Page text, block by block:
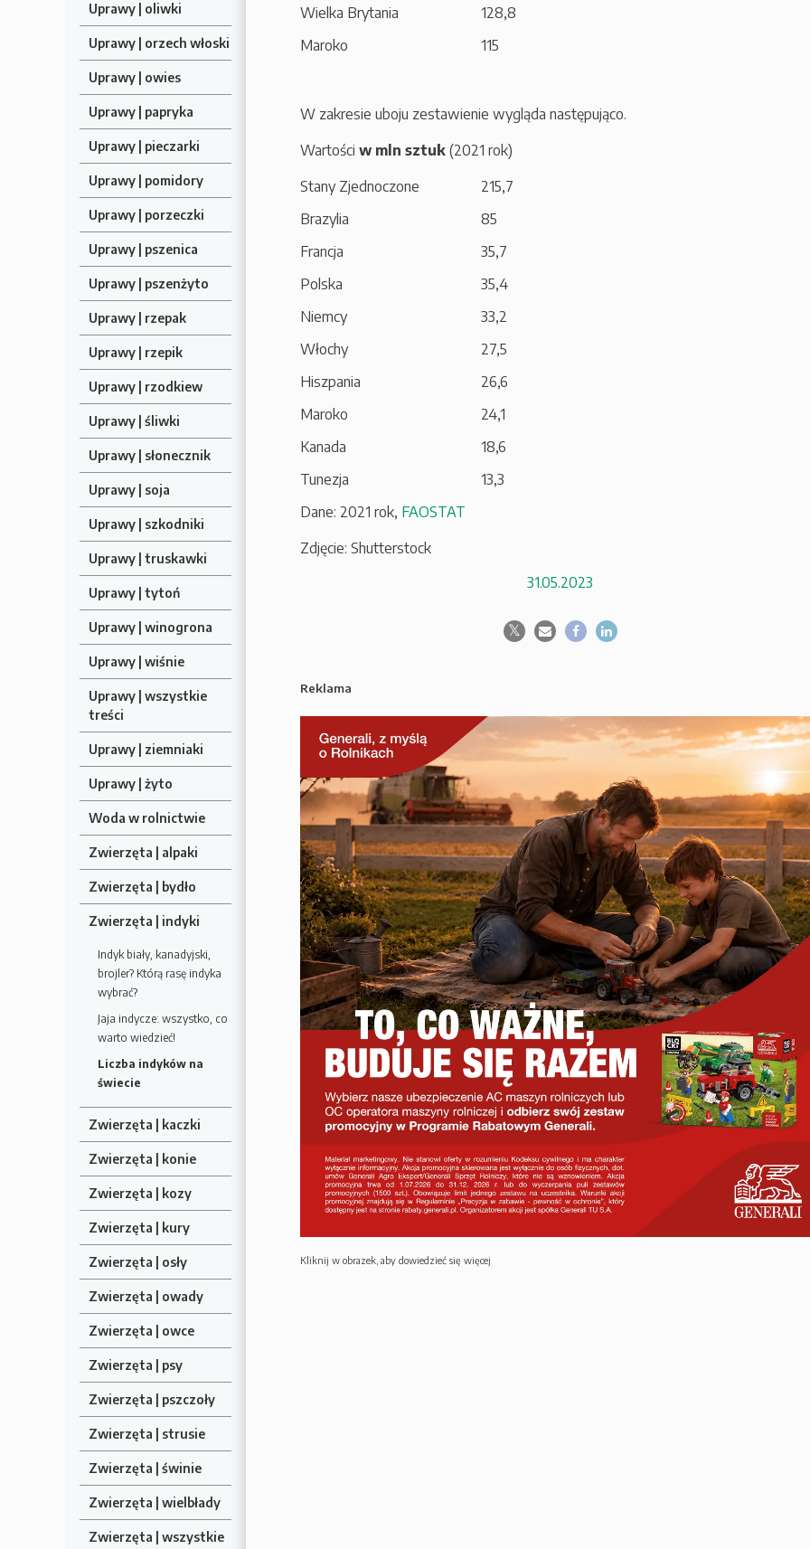
Uprawy | oliwki
Uprawy | orzech włoski
Uprawy | owies
Uprawy | papryka
Uprawy | pieczarki
Uprawy | pomidory
Uprawy | porzeczki
Uprawy | pszenica
Uprawy | pszenżyto
Uprawy | rzepak
Uprawy | rzepik
Uprawy | rzodkiew
Uprawy | śliwki
Uprawy | słonecznik
Uprawy | soja
Uprawy | szkodniki
Uprawy | truskawki
Uprawy | tytoń
Uprawy | winogrona
Uprawy | wiśnie
Uprawy | wszystkie
treści
Uprawy | ziemniaki
Uprawy | żyto
Woda w rolnictwie
Zwierzęta | alpaki
Zwierzęta | bydło
Zwierzęta | indyki
Indyk biały, kanadyjski,
brojler? Którą rasę indyka
wybrać?
Jaja indycze: wszystko, co
warto wiedzieć!
Liczba indyków na
świecie
Zwierzęta | kaczki
Zwierzęta | konie
Zwierzęta | kozy
Zwierzęta | kury
Zwierzęta | osły
Zwierzęta | owady
Zwierzęta | owce
Zwierzęta | psy
Zwierzęta | pszczoły
Zwierzęta | strusie
Zwierzęta | świnie
Zwierzęta | wielbłady
Zwierzęta | wszystkie
Wielka Brytania
128,8
Maroko
115
W zakresie uboju zestawienie wygląda następująco.
Wartości w mln sztuk (2021 rok)
Stany Zjednoczone
215,7
Brazylia
85
Francja
35,7
Polska
35,4
Niemcy
33,2
Włochy
27,5
Hiszpania
26,6
Maroko
24,1
Kanada
18,6
Tunezja
13,3
Dane: 2021 rok, FAOSTAT
Zdjęcie: Shutterstock
31.05.2023
Reklama
Kliknij w obrazek, aby dowiedzieć się więcej